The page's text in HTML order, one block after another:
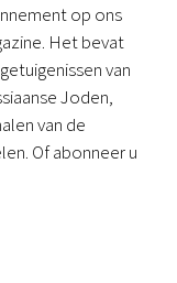
op ons
Het bevat
van
Joden,
van de
Of abonneer u